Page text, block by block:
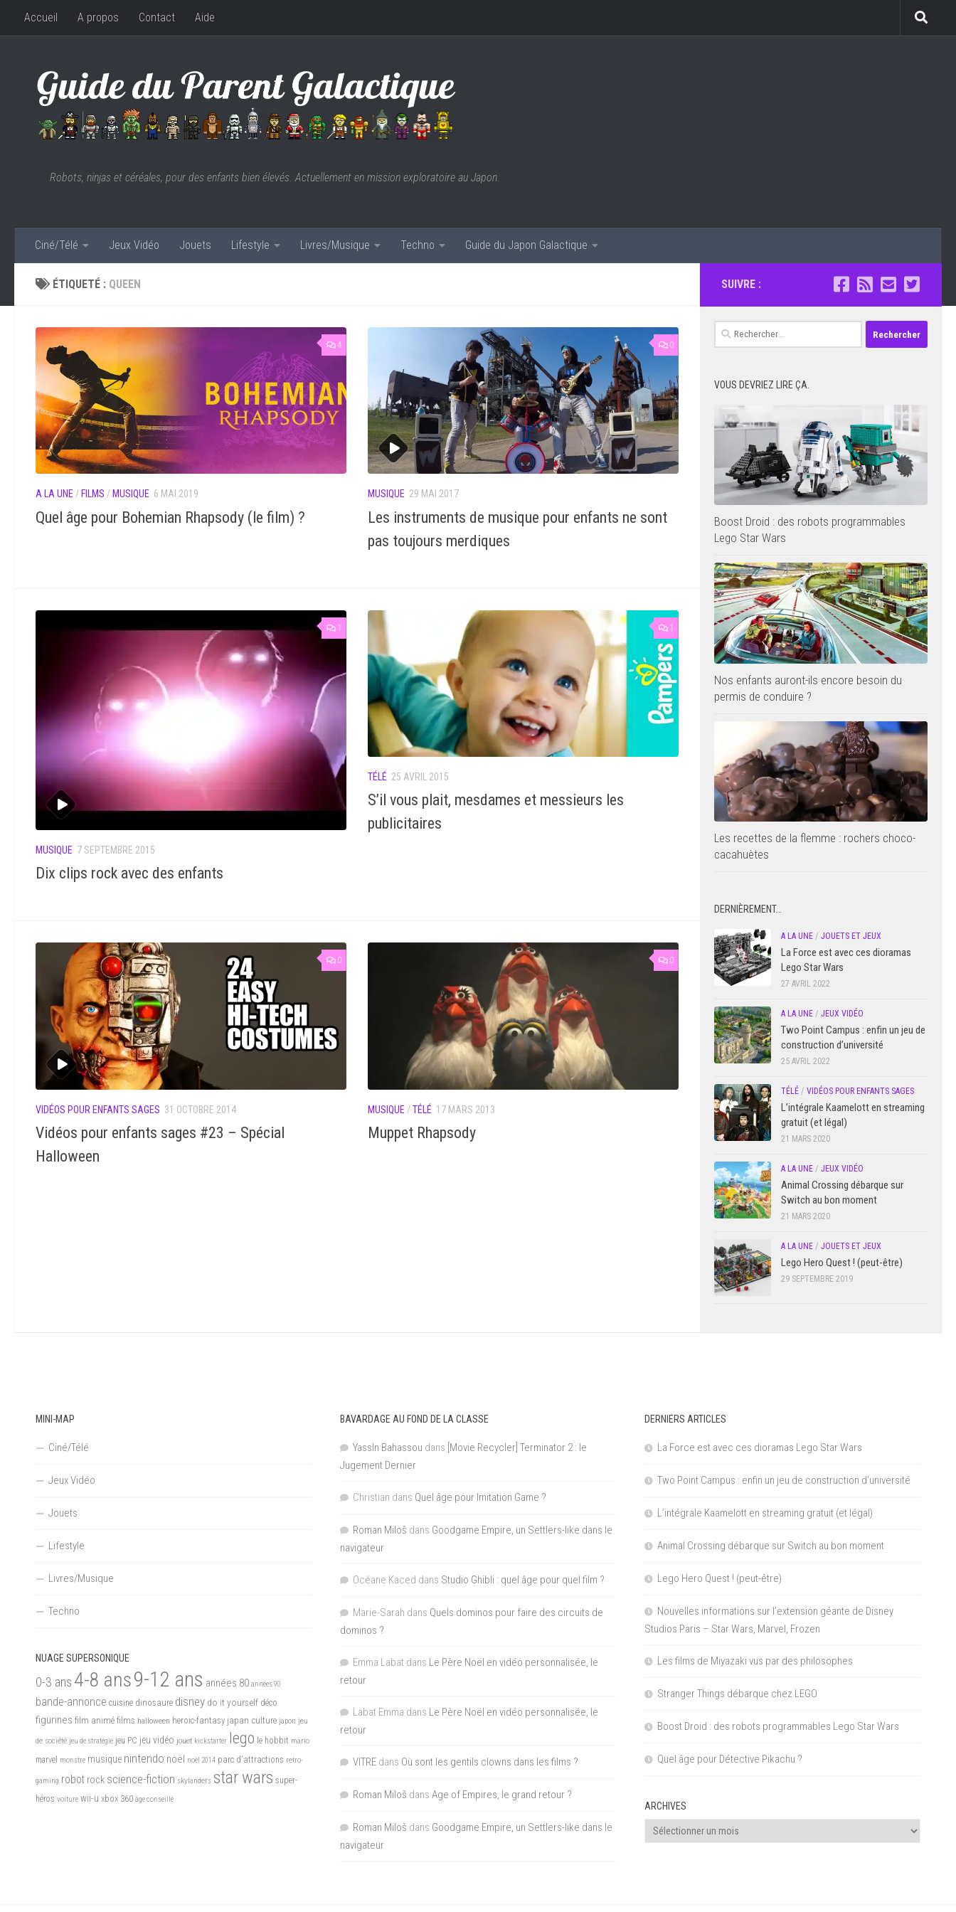
Skip to content
Accueil A propos Contact Aide
Robots, ninjas et céréales, pour des enfants bien élevés. Actuellement en mission exploratoire au Japon.
Ciné/Télé Jeux Vidéo Jouets Lifestyle Livres/Musique Techno Guide du Japon Galactique
ÉTIQUETÉ : QUEEN
4
A LA UNE/ FILMS / MUSIQUE 6 MAI 2019
Quel âge pour Bohemian Rhapsody (le film) ?
0
MUSIQUE 29 MAI 2017
Les instruments de musique pour enfants ne sont
pas toujours merdiques
1
MUSIQUE 7 SEPTEMBRE 2015
Dix clips rock avec des enfants
1
TÉLÉ 25 AVRIL 2015
S’il vous plait, mesdames et messieurs les
publicitaires
0
VIDÉOS POUR ENFANTS SAGES 31 OCTOBRE 2014
Vidéos pour enfants sages #23 – Spécial
Halloween
0
MUSIQUE /TÉLÉ 17 MARS 2013
Muppet Rhapsody
SUIVRE :
Rechercher :
VOUS DEVRIEZ LIRE ÇA.
Boost Droid : des robots programmables
Lego Star Wars
Nos enfants auront-ils encore besoin du
permis de conduire ?
Les recettes de la flemme : rochers choco-
cacahuètes
DERNIÈREMENT…
A LA UNE / JOUETS ET JEUX
La Force est avec ces dioramas
Lego Star Wars
27 AVRIL 2022
A LA UNE / JEUX VIDÉO
Two Point Campus : enfin un jeu de
construction d’université
25 AVRIL 2022
TÉLÉ / VIDÉOS POUR ENFANTS SAGES
L’intégrale Kaamelott en streaming
gratuit (et légal)
21 MARS 2020
A LA UNE / JEUX VIDÉO
Animal Crossing débarque sur
Switch au bon moment
21 MARS 2020
A LA UNE / JOUETS ET JEUX
Lego Hero Quest ! (peut-être)
29 SEPTEMBRE 2019
MINI-MAP
Ciné/Télé
Jeux Vidéo
Jouets
Lifestyle
Livres/Musique
Techno
NUAGE SUPERSONIQUE
0-3 ans 4-8 ans9-12 ans années 80 années 90
bande-annonce cuisine dinosaure disney do it yourself déco
figurines film animé films halloween heroic-fantasy japan culture japon jeu
de société jeu de stratégie jeu PC jeu vidéo jouet kickstarter lego le hobbit mario
marvel monstre musique nintendo noël noël 2014 parc d'attractions retro-
gaming robot rock science-fiction skylanders star wars super-
héros voiture wii-u xbox 360 âge conseillé
BAVARDAGE AU FOND DE LA CLASSE
YassIn Bahassou dans [Movie Recycler] Terminator 2 : le
Jugement Dernier
Christian dans Quel âge pour Imitation Game ?
Roman Miloš dans Goodgame Empire, un Settlers-like dans le
navigateur
Océane Kaced dans Studio Ghibli : quel âge pour quel film ?
Marie-Sarah dans Quels dominos pour faire des circuits de
dominos ?
Emma Labatdans Le Père Noël en vidéo personnalisée, le
retour
Labat Emma dans Le Père Noël en vidéo personnalisée, le
retour
VITREdans Où sont les gentils clowns dans les films ?
Roman Miloš dans Age of Empires, le grand retour ?
Roman Miloš dans Goodgame Empire, un Settlers-like dans le
navigateur
DERNIERS ARTICLES
La Force est avec ces dioramas Lego Star Wars
Two Point Campus : enfin un jeu de construction d’université
L’intégrale Kaamelott en streaming gratuit (et légal)
Animal Crossing débarque sur Switch au bon moment
Lego Hero Quest ! (peut-être)
Nouvelles informations sur l’extension géante de Disney
Studios Paris – Star Wars, Marvel, Frozen
Les films de Miyazaki vus par des philosophes
Stranger Things débarque chez LEGO
Boost Droid : des robots programmables Lego Star Wars
Quel âge pour Détective Pikachu ?
ARCHIVES
Archives